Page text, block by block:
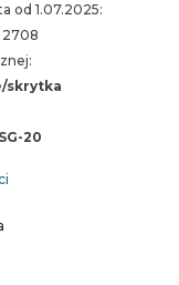
od 1.07.2025:
2708
skrytka
20